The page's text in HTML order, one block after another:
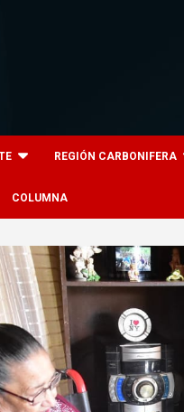
REGIÓN CARBONIFERA
COLUMNA